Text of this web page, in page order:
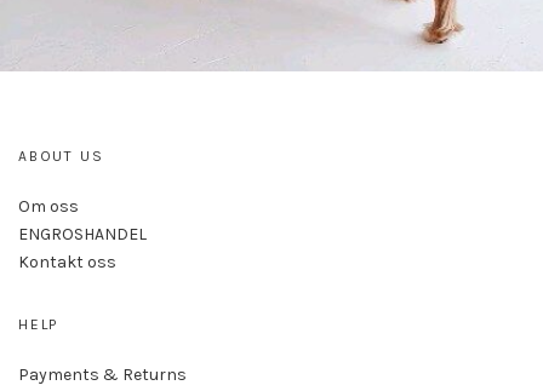
ABOUT US
Om oss
ENGROSHANDEL
Kontakt oss
HELP
Payments & Returns